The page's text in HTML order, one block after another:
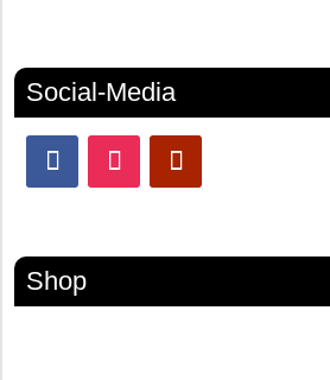
Social-Media
Shop